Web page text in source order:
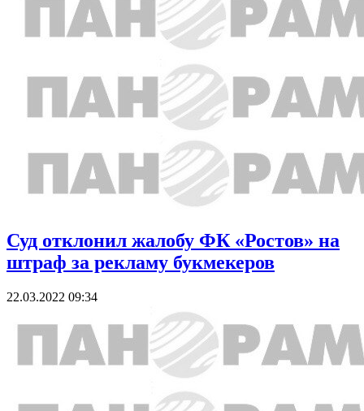
Суд отклонил жалобу ФК «Ростов» на
штраф за рекламу букмекеров
22.03.2022 09:34